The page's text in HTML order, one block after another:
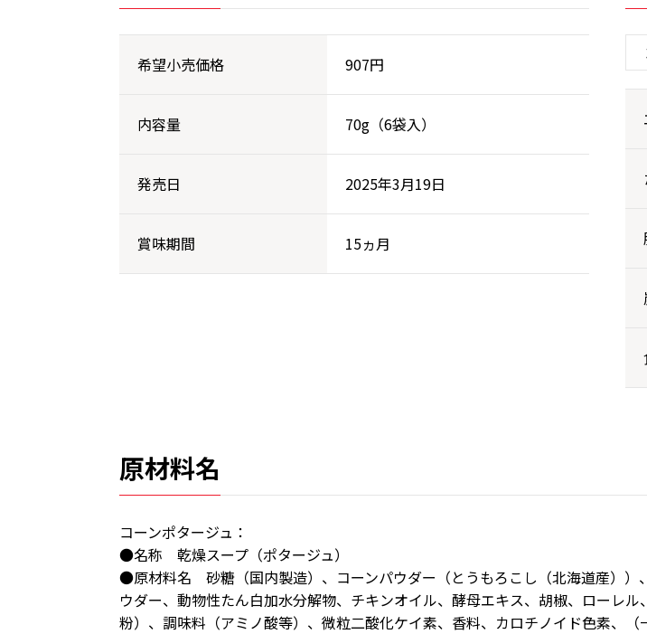
希望小売価格 907円
内容量 70g（6袋入）
発売日 2025年3月19日
賞味期間 15ヵ月
原材料名
コーンポタージュ：
●名称 乾燥スープ（ポタージュ）
●原材料名 砂糖（国内製造）、コーンパウダー（とうもろこし（北海道産））
ウダー、動物性たん白加水分解物、チキンオイル、酵母エキス、胡椒、ローレ
粉）、調味料（アミノ酸等）、微粒二酸化ケイ素、香料、カロチノイド色素、（